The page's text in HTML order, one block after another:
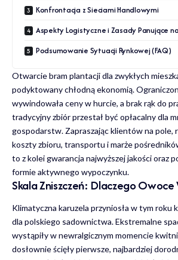
Konfrontacja z Sieciami Handlowymi
Aspekty Logistyczne i Zasady Panujące
Podsumowanie Sytuacji Rynkowej (FAQ)
Otwarcie bram plantacji dla zwykłych
podyktowany chłodną ekonomią.
wywindowała ceny w hurcie, a brak rąk do
tradycyjny zbiór przestał być opłacalny dla
gospodarstw. Zapraszając klientów na pole,
koszty zbioru, transportu i marże
to z kolei gwarancja najwyższej jakości oraz
formie aktywnego wypoczynku.
Skala Zniszczeń: Dlaczego Owoce
Klimatyczna karuzela przyniosła w tym
dla polskiego sadownictwa. Ekstremalne
wystąpiły w newralgicznym momencie
dosłownie ścięły pierwsze, najbardziej